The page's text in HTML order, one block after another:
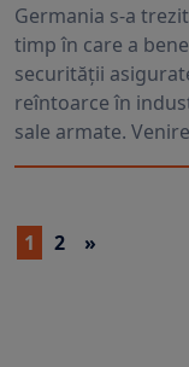
Germania s-a
timp în care a
securității
reîntoarce în
sale armate.
1 2 »